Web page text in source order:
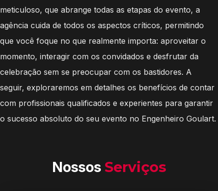
meticuloso, que abrange todas as etapas do evento, a
agência cuida de todos os aspectos críticos, permitindo
que você foque no que realmente importa: aproveitar o
momento, interagir com os convidados e desfrutar da
celebração sem se preocupar com os bastidores. A
seguir, exploraremos em detalhes os benefícios de contar
com profissionais qualificados e experientes para garantir
o sucesso absoluto do seu evento no Engenheiro Goulart.
Nossos Serviços